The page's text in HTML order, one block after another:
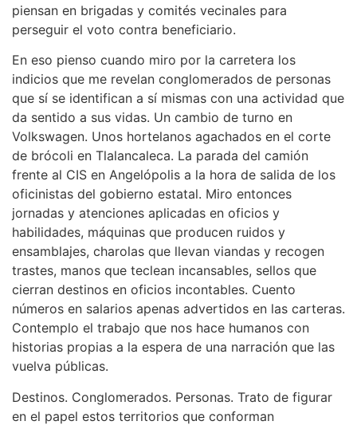
piensan en brigadas y comités vecinales para
perseguir el voto contra beneficiario.
En eso pienso cuando miro por la carretera los
indicios que me revelan conglomerados de personas
que sí se identifican a sí mismas con una actividad que
da sentido a sus vidas. Un cambio de turno en
Volkswagen. Unos hortelanos agachados en el corte
de brócoli en Tlalancaleca. La parada del camión
frente al CIS en Angelópolis a la hora de salida de los
oficinistas del gobierno estatal. Miro entonces
jornadas y atenciones aplicadas en oficios y
habilidades, máquinas que producen ruidos y
ensamblajes, charolas que llevan viandas y recogen
trastes, manos que teclean incansables, sellos que
cierran destinos en oficios incontables. Cuento
números en salarios apenas advertidos en las carteras.
Contemplo el trabajo que nos hace humanos con
historias propias a la espera de una narración que las
vuelva públicas.
Destinos. Conglomerados. Personas. Trato de figurar
en el papel estos territorios que conforman